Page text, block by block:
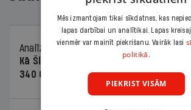
Analīze
06.08.2026.
Kā Šlesera partija palika nesodīta par
340 000 vērtu reklāmas kampaņu
Mēs izmantojam tikai sīkdatnes, kas
lapas darbībai un analītikai. Lapas
vienmēr var mainīt piekrišanu. Vairāk lasi
politikā.
PIEKRIST VISĀM